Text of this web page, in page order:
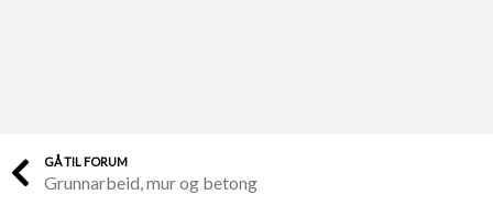
Finn håndverkere
GÅ TIL FORUM
Grunnarbeid, mur og betong